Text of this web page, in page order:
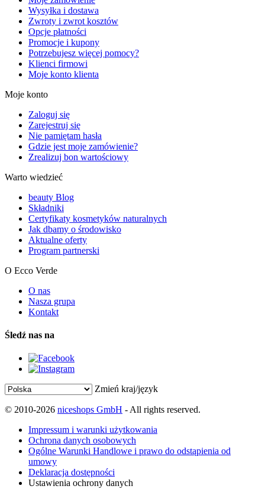
Wysyłka i dostawa
Zwroty i zwrot kosztów
Opcje płatności
Promocje i kupony
Potrzebujesz więcej pomocy?
Klienci firmowi
Moje konto klienta
Moje konto
Zaloguj się
Zarejestruj się
Nie pamiętam hasła
Gdzie jest moje zamówienie?
Zrealizuj bon wartościowy
Warto wiedzieć
beauty Blog
Składniki
Certyfikaty kosmetyków naturalnych
Jak dbamy o środowisko
Aktualne oferty
Program partnerski
O Ecco Verde
O nas
Nasza grupa
Kontakt
Śledź nas na
Zmień kraj/język
© 2010-2026 niceshops GmbH - All rights reserved.
Impressum i warunki użytkowania
Ochrona danych osobowych
Ogólne Warunki Handlowe i prawo do odstąpienia od
umowy
Deklaracja dostępności
Ustawienia ochrony danych